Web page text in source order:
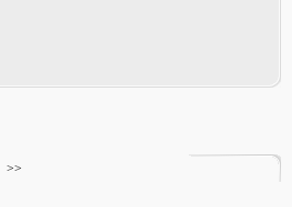
>>